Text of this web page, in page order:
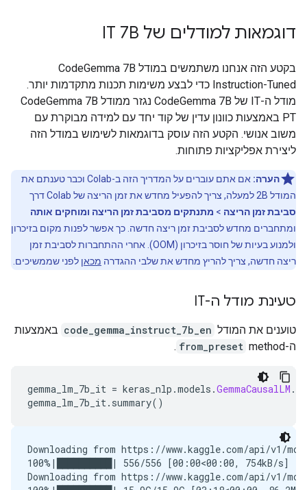
דוגמאות למודלים של IT 7B
בקטע הזה אנחנו משתמשים במודל CodeGemma 7B
Instruction-Tuned כדי לבצע משימות תכנות מתקדמות יותר.
מודל ה-IT של CodeGemma 7B נגזר ממודל CodeGemma 7B
PT באמצעות כוונון עדין של קוד יחד עם למידה מבוקרת עם
משוב אנושי. הקטע הזה עוסק בדוגמאות לשימוש במודל הזה
ליצירת אפליקציות פתוחות.
הערה:
אם אתם עוברים על המדריך הזה ב-Colab וכבר טענתם את
המודל 2B למעלה, צריך להפעיל מחדש את זמן הריצה של Colab דרך
סביבת זמן הריצה > מתנתקים מסביבת זמן הריצה ומוחקים אותה
ומתחברים מחדש לסביבת זמן ריצה חדשה. כך אפשר לפנות מקום בזיכרון
ולמנוע בעיות של חוסר בזיכרון (OOM). אחרי ההתחברות לסביבת זמן
ריצה חדשה, צריך להריץ מחדש את שלבי ההגדרה מכאן לפני שממשיכים.
טעינת מודל ה-IT
טוענים את המודל code_gemma_instruct_7b_en באמצעות
ה-method
from_preset
.
gemma_lm_7b_it = keras_nlp .models .GemmaCausalLM .
gemma_lm_7b_it. summary()
Downloading from https://www.kaggle.com/api/v1/
100%|██████████| 556/556 [00:00<00:00, 754kB/s]
Downloading from https://www.kaggle.com/api/v1/